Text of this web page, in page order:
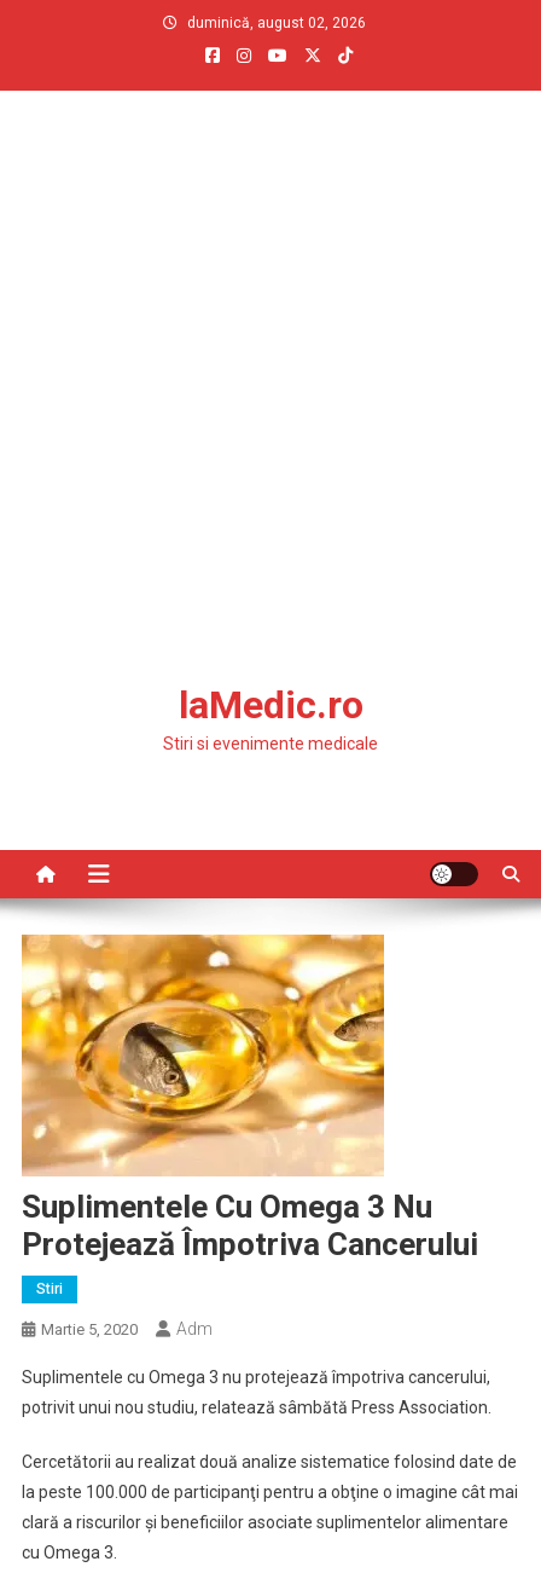
duminică, august 02, 2026
laMedic.ro
Stiri si evenimente medicale
Suplimentele Cu Omega 3 Nu
Protejează Împotriva Cancerului
Stiri
Martie 5, 2020 Adm
Suplimentele cu Omega 3 nu protejează împotriva cancerului,
potrivit unui nou studiu, relatează sâmbătă Press Association.
Cercetătorii au realizat două analize sistematice folosind date de
la peste 100.000 de participanţi pentru a obţine o imagine cât mai
clară a riscurilor şi beneficiilor asociate suplimentelor alimentare
cu Omega 3.